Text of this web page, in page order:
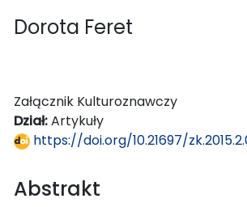
Dorota Feret
Załącznik Kulturoznawczy
Dział:Artykuły
https://doi.org/10.21697/
Abstrakt